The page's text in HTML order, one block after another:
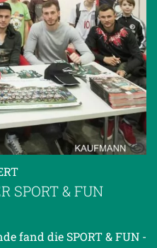
SPORT & FUN
fand die SPORT & FUN -